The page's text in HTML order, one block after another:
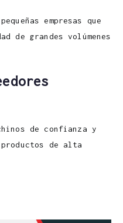
empresas que
de grandes volúmenes
de confianza y
de alta